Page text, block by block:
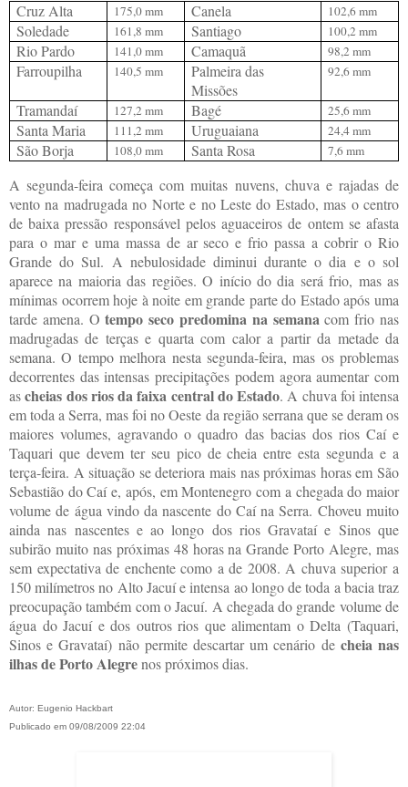
Cruz Alta 175,0 mm Canela 102,6 mm
Soledade 161,8 mm Santiago 100,2 mm
Rio Pardo 141,0 mm Camaquã 98,2 mm
Farroupilha 140,5 mm
Palmeira das
Missões
92,6 mm
Tramandaí 127,2 mm Bagé 25,6 mm
Santa Maria 111,2 mm Uruguaiana 24,4 mm
São Borja 108,0 mm Santa Rosa 7,6 mm
A segunda-feira começa com muitas nuvens, chuva e rajadas de
vento na madrugada no Norte e no Leste do Estado, mas o centro
de baixa pressão responsável pelos aguaceiros de ontem se afasta
para o mar e uma massa de ar seco e frio passa a cobrir o Rio
Grande do Sul. A nebulosidade diminui durante o dia e o sol
aparece na maioria das regiões. O início do dia será frio, mas as
mínimas ocorrem hoje à noite em grande parte do Estado após uma
tarde amena. Otempo seco predomina na semana com frio nas
madrugadas de terças e quarta com calor a partir da metade da
semana. O tempo melhora nesta segunda-feira, mas os problemas
decorrentes das intensas precipitações podem agora aumentar com
ascheias dos rios da faixa central do Estado. A chuva foi intensa
em toda a Serra, mas foi no Oeste da região serrana que se deram os
maiores volumes, agravando o quadro das bacias dos rios Caí e
Taquari que devem ter seu pico de cheia entre esta segunda e a
terça-feira. A situação se deteriora mais nas próximas horas em São
Sebastião do Caí e, após, em Montenegro com a chegada do maior
volume de água vindo da nascente do Caí na Serra. Choveu muito
ainda nas nascentes e ao longo dos rios Gravataí e Sinos que
subirão muito nas próximas 48 horas na Grande Porto Alegre, mas
sem expectativa de enchente como a de 2008. A chuva superior a
150 milímetros no Alto Jacuí e intensa ao longo de toda a bacia traz
preocupação também com o Jacuí. A chegada do grande volume de
água do Jacuí e dos outros rios que alimentam o Delta (Taquari,
Sinos e Gravataí) não permite descartar um cenário de cheia nas
ilhas de Porto Alegrenos próximos dias.
Autor: Eugenio Hackbart
Publicado em 09/08/2009 22:04